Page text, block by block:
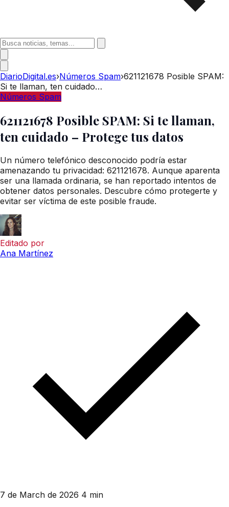
DiarioDigital.es›Números Spam›621121678 Posible SPAM:
Si te llaman, ten cuidado…
Números Spam
621121678 Posible SPAM: Si te llaman,
ten cuidado – Protege tus datos
Un número telefónico desconocido podría estar
amenazando tu privacidad: 621121678. Aunque aparenta
ser una llamada ordinaria, se han reportado intentos de
obtener datos personales. Descubre cómo protegerte y
evitar ser víctima de este posible fraude.
Editado por
Ana Martínez
7 de March de 2026 4 min